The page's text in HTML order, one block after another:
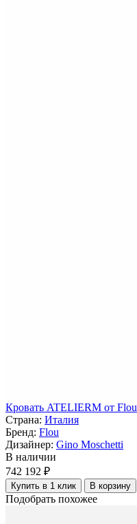
Кровать ATELIERM от Flou
Страна: Италия
Бренд: Flou
Дизайнер: Gino Moschetti
В наличии
742 192 ₽
Купить в 1 клик В корзину
Подобрать похожее